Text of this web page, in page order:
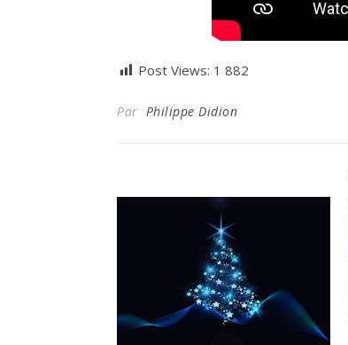
Post Views: 1 882
Par Philippe Didion